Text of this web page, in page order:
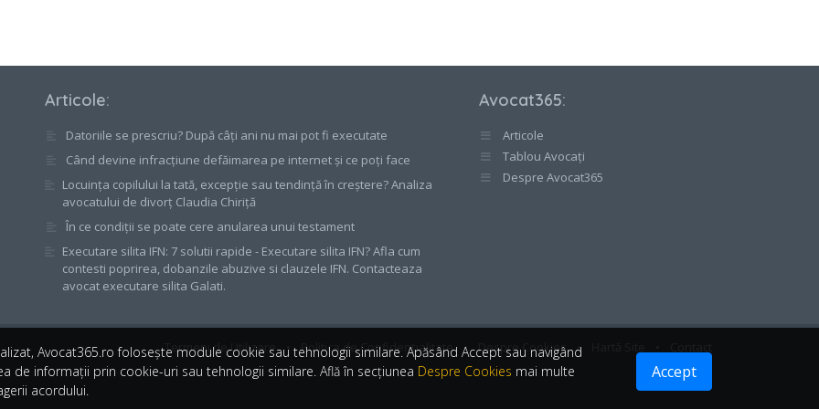
Articole:
Datoriile se prescriu? După câți ani nu mai pot fi executate
Când devine infracțiune defăimarea pe internet și ce poți face
Locuința copilului la tată, excepție sau tendință în creștere? Analiza
avocatului de divorț Claudia Chiriță
În ce condiții se poate cere anularea unui testament
Executare silita IFN: 7 solutii rapide - Executare silita IFN? Afla cum
contesti poprirea, dobanzile abuzive si clauzele IFN. Contacteaza
avocat executare silita Galati.
Avocat365:
Articole
Tablou Avocați
Despre Avocat365
Termeni de Utilizare • Politica de Confidențialitate • Despre Cookies •
Avocat365.ro folosește module cookie sau tehnologii similare. Apăsând Accept sau navigând
de informații prin cookie-uri sau tehnologii similare. Află în secțiunea Despre Cookies mai multe
acordului.
Accept